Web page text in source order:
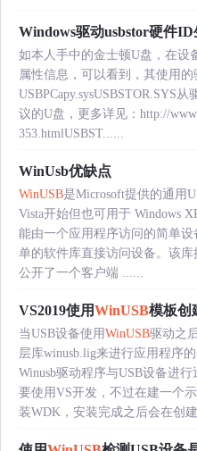
Windows驱动usbstor硬件ID
如本人手中的金士顿U盘，在设
属性信息，可以看到，其使用的
USBPCapy.sysUSBSTOR.SYS
议的U盘，更多详见：http://
353.htmlUSBST......
WinUsb优缺点
WinUSB是Microsoft提供的通用
Vista开始但也可用于 Windows
能由一个应用程序访问的简单
单的软件库直接访问设备。该库
公开了一个客户端 ......
VS2019使用WinUSB模板创
当USB设备使用WinUSB驱动之
层库winusb.lig来进行应用程序
Winusb驱动程序与USB设备进
要使用VS开发，不过在建一个示
装WDK，安装完成之后会在创